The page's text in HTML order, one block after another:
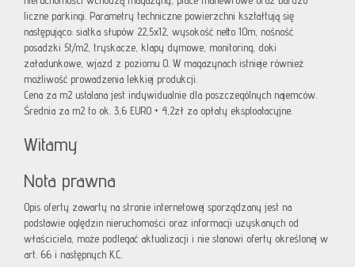
liczne parkingi. Parametry techniczne powierzchni kształtują się
następująco: siatka słupów 22,5x12, wysokość netto 10m, nośność
posadzki 5t/m2, tryskacze, klapy dymowe, monitoring, doki
załadunkowe, wjazd z poziomu 0. W magazynach istnieje również
możliwość prowadzenia lekkiej produkcji.
Cena za m2 ustalana jest indywidualnie dla poszczególnych najemców.
Średnia za m2 to ok. 3,6 EURO + 4,2zł za opłaty eksploatacyjne.
Witamy
Nota prawna
Opis oferty zawarty na stronie internetowej sporządzany jest na
podstawie oględzin nieruchomości oraz informacji uzyskanych od
właściciela, może podlegać aktualizacji i nie stanowi oferty określonej w
art. 66 i następnych K.C.